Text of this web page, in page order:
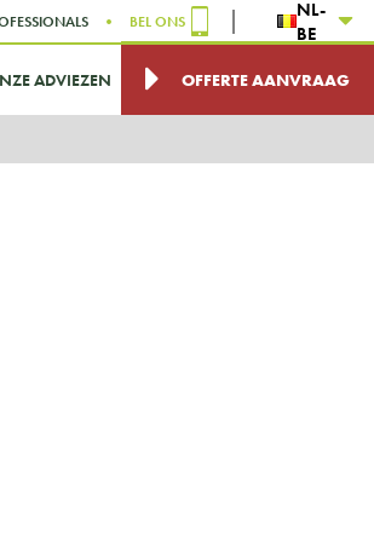
BEL ONS
NL-
BE
ADVIEZEN OFFERTE AANVRAAG